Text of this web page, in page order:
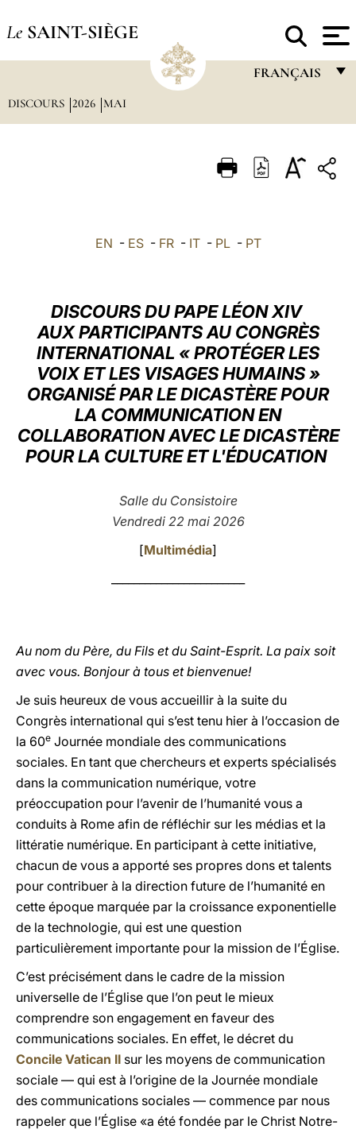
Le SAINT-SIÈGE
FRANÇAIS
ITALIANO
العربيّة
中文
LATINE
DISCOURS 2026 MAI
EN - ES- FR- IT- PL- PT
DISCOURS DU PAPE LÉON XIV
AUX PARTICIPANTS AU CONGRÈS
INTERNATIONAL « PROTÉGER LES
VOIX ET LES VISAGES HUMAINS »
ORGANISÉ PAR LE DICASTÈRE POUR
LA COMMUNICATION EN
COLLABORATION AVEC LE DICASTÈRE
POUR LA CULTURE ET L'ÉDUCATION
Salle du Consistoire
Vendredi 22 mai 2026
[Multimédia]
Au nom du Père, du Fils et du Saint-Esprit. La paix soit
avec vous. Bonjour à tous et bienvenue!
Je suis heureux de vous accueillir à la suite du
Congrès international qui s’est tenu hier à l’occasion de
la 60e Journée mondiale des communications
sociales. En tant que chercheurs et experts spécialisés
dans la communication numérique, votre
préoccupation pour l’avenir de l’humanité vous a
conduits à Rome afin de réfléchir sur les médias et la
littératie numérique. En participant à cette initiative,
chacun de vous a apporté ses propres dons et talents
pour contribuer à la direction future de l’humanité en
cette époque marquée par la croissance exponentielle
de la technologie, qui est une question
particulièrement importante pour la mission de l’Église.
C’est précisément dans le cadre de la mission
universelle de l’Église que l’on peut le mieux
comprendre son engagement en faveur des
communications sociales. En effet, le décret du
Concile Vatican II sur les moyens de communication
sociale — qui est à l’origine de la Journée mondiale
des communications sociales — commence par nous
rappeler que l’Église «a été fondée par le Christ Notre-